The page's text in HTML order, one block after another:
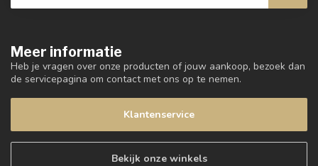
Meer informatie
Heb je vragen over onze producten of jouw aankoop, bezoek dan
de servicepagina om contact met ons op te nemen.
Klantenservice
Bekijk onze winkels